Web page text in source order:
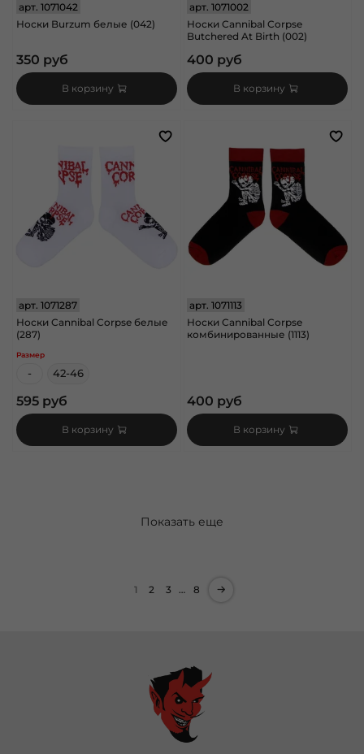
арт. 1071042
Носки Burzum белые (042)
350 руб
В корзину
арт.1071002
Носки Cannibal Corpse
Butchered At Birth (002)
400 руб
В корзину
арт. 1071287
Носки Cannibal Corpse белые
(287)
Размер
- 42-46
595 руб
В корзину
арт.1071113
Носки Cannibal Corpse
комбинированные (1113)
400 руб
В корзину
Показать еще
1 2 3 … 8